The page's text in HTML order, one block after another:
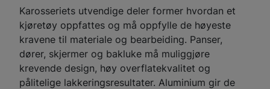
Karosseriets utvendige deler former hvordan et
kjøretøy oppfattes og må oppfylle de høyeste
kravene til materiale og bearbeiding. Panser,
dører, skjermer og bakluke må muliggjøre
krevende design, høy overflatekvalitet og
pålitelige lakkeringsresultater. Aluminium gir de